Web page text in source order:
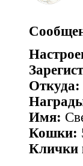
Откуда:
Имя:
Кошки:
Клички